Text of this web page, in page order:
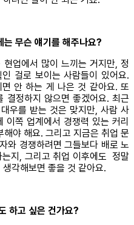
는 무슨 얘기를 해주나요?
업에서 많이 느끼는 거지만, 정
걸로 보이는 사람들이 있어요.
안 하는 게 나은 것 같아요. 또
결정하지 않으면 좋겠어요. 최근
우를 받는 것은 맞지만, 사람 사
쪽 업계에서 경쟁력 있는 커리
야 해요. 그리고 지금은 취업 문
와 경쟁하려면 그들보다 배로 노
지, 그리고 취업 이후에도 정말
각해보면 좋을 것 같아요.
하고 싶은 건가요?